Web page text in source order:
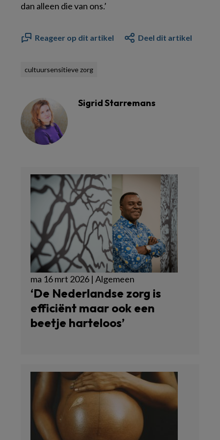
dan alleen die van ons.’
Reageer op dit artikel Deel dit artikel
cultuursensitieve zorg
Sigrid Starremans
ma 16 mrt 2026 | Algemeen
‘De Nederlandse zorg is
efficiënt maar ook een
beetje harteloos’